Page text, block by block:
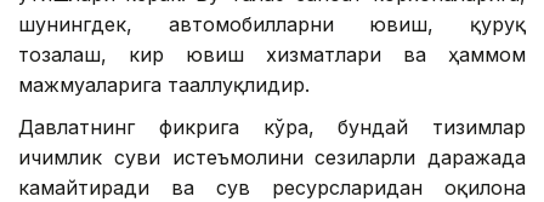
шунингдек, автомобилларни ювиш, қуруқ
тозалаш, кир ювиш хизматлари ва ҳаммом
мажмуаларига тааллуқлидир.
Давлатнинг фикрига кўра, бундай тизимлар
ичимлик суви истеъмолини сезиларли даражада
камайтиради ва сув ресурсларидан оқилона